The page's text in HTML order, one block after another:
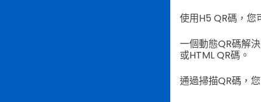
使用H5 QR碼，您
一個動態QR碼解
或HTML QR碼。
通過掃描QR碼，